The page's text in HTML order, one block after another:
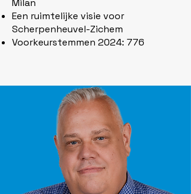
Milan
Een ruimtelijke visie voor
Scherpenheuvel-Zichem
Voorkeurstemmen 2024: 776